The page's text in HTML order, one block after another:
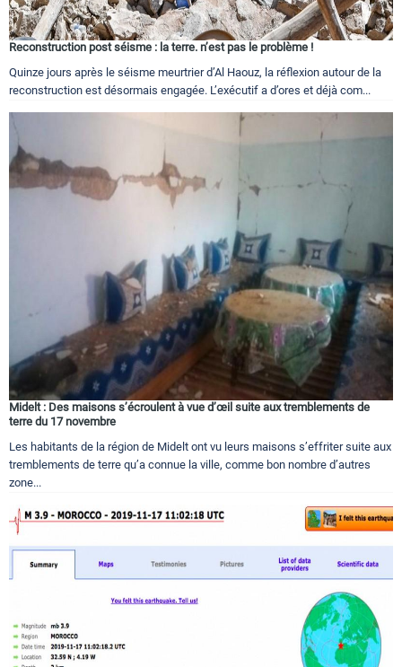
Reconstruction post séisme : la terre. n’est pas le problème !
Quinze jours après le séisme meurtrier d’Al Haouz, la réflexion autour de la
reconstruction est désormais engagée. L’exécutif a d’ores et déjà com...
Midelt : Des maisons s’écroulent à vue d’œil suite aux tremblements de
terre du 17 novembre
Les habitants de la région de Midelt ont vu leurs maisons s’effriter suite aux
tremblements de terre qu’a connue la ville, comme bon nombre d’autres
zone...